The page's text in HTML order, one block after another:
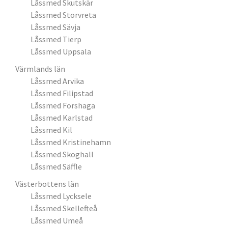
Låssmed Skutskär
Låssmed Storvreta
Låssmed Sävja
Låssmed Tierp
Låssmed Uppsala
Värmlands län
Låssmed Arvika
Låssmed Filipstad
Låssmed Forshaga
Låssmed Karlstad
Låssmed Kil
Låssmed Kristinehamn
Låssmed Skoghall
Låssmed Säffle
Västerbottens län
Låssmed Lycksele
Låssmed Skellefteå
Låssmed Umeå